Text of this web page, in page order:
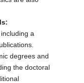
a
degrees and
the doctoral